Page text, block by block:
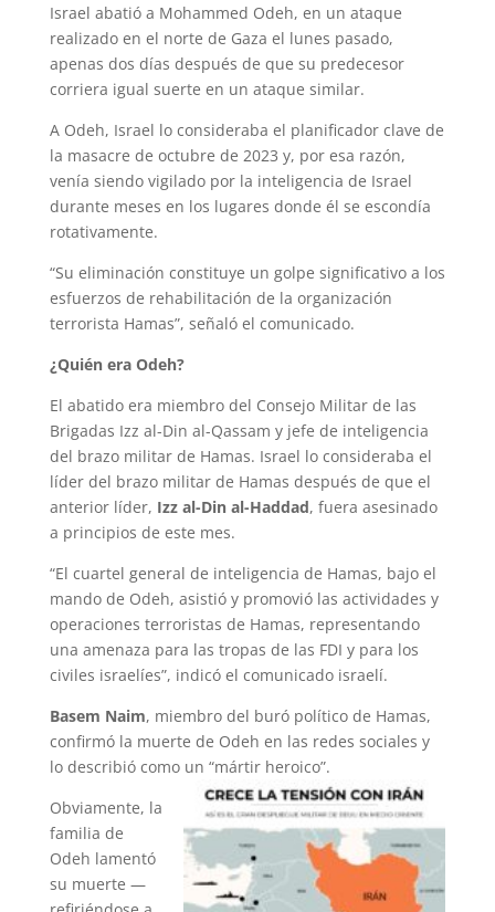
Israel abatió a Mohammed Odeh, en un ataque
realizado en el norte de Gaza el lunes pasado,
apenas dos días después de que su predecesor
corriera igual suerte en un ataque similar.
A Odeh, Israel lo consideraba el planificador clave de
la masacre de octubre de 2023 y, por esa razón,
venía siendo vigilado por la inteligencia de Israel
durante meses en los lugares donde él se escondía
rotativamente.
“Su eliminación constituye un golpe significativo a los
esfuerzos de rehabilitación de la organización
terrorista Hamas”, señaló el comunicado.
¿Quién era Odeh?
El abatido era miembro del Consejo Militar de las
Brigadas Izz al-Din al-Qassam y jefe de inteligencia
del brazo militar de Hamas. Israel lo consideraba el
líder del brazo militar de Hamas después de que el
anterior líder, Izz al-Din al-Haddad, fuera asesinado
a principios de este mes.
“El cuartel general de inteligencia de Hamas, bajo el
mando de Odeh, asistió y promovió las actividades y
operaciones terroristas de Hamas, representando
una amenaza para las tropas de las FDI y para los
civiles israelíes”, indicó el comunicado israelí.
Basem Naim, miembro del buró político de Hamas,
confirmó la muerte de Odeh en las redes sociales y
lo describió como un “mártir heroico”.
Obviamente, la
familia de
Odeh lamentó
su muerte —